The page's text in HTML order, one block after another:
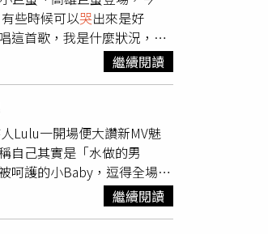
些時候可以哭出來是好
這首歌，我是什麼狀況，這
年最不容易的事情，彭佳慧
狀態，包括你的好聲音、身
對聲音的轉變，會有點沮
歲以後吧。」彭佳慧也預
拒絕了，「要給他一個比較
說可以約她們的同學，我
（圖／寬宏藝術x SONY
歌后，要歌迷們好好期待。
歡迎，不只恬姐，曾經一起
繼續閱讀
Lulu一開場便大讚新MV魅
自己其實是「水做的男
呵護的小Baby，逗得全場大
僅國小畢業、做粗工起家，
過去在中南部舉辦簽唱會
繼續閱讀